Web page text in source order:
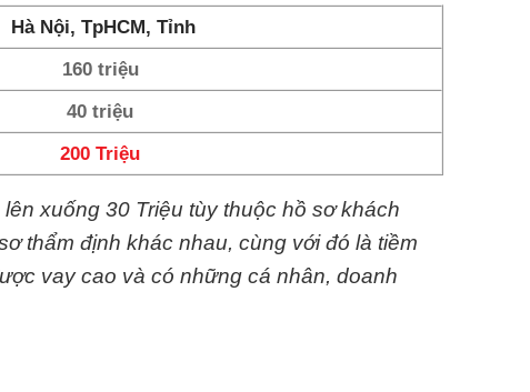
Hà Nội, TpHCM, Tỉnh
160 triệu
40 triệu
200 Triệu
xuống 30 Triệu tùy thuộc hồ sơ khách
thẩm định khác nhau, cùng với đó là tiềm
vay cao và có những cá nhân, doanh